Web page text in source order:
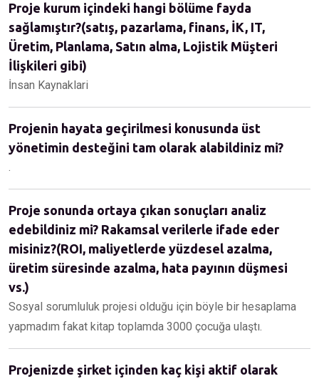
Proje kurum içindeki hangi bölüme fayda
sağlamıştır?(satış, pazarlama, finans, İK, IT,
Üretim, Planlama, Satın alma, Lojistik Müşteri
İlişkileri gibi)
İnsan Kaynaklari
Projenin hayata geçirilmesi konusunda üst
yönetimin desteğini tam olarak alabildiniz mi?
.
Proje sonunda ortaya çıkan sonuçları analiz
edebildiniz mi? Rakamsal verilerle ifade eder
misiniz?(ROI, maliyetlerde yüzdesel azalma,
üretim süresinde azalma, hata payının düşmesi
vs.)
Sosyal sorumluluk projesi olduğu için böyle bir hesaplama
yapmadım fakat kitap toplamda 3000 çocuğa ulaştı.
Projenizde şirket içinden kaç kişi aktif olarak